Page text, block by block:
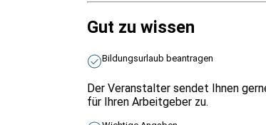
Gut zu wissen
Bildungsurlaub beantragen
Der Veranstalter sendet Ihnen
für Ihren Arbeitgeber zu.